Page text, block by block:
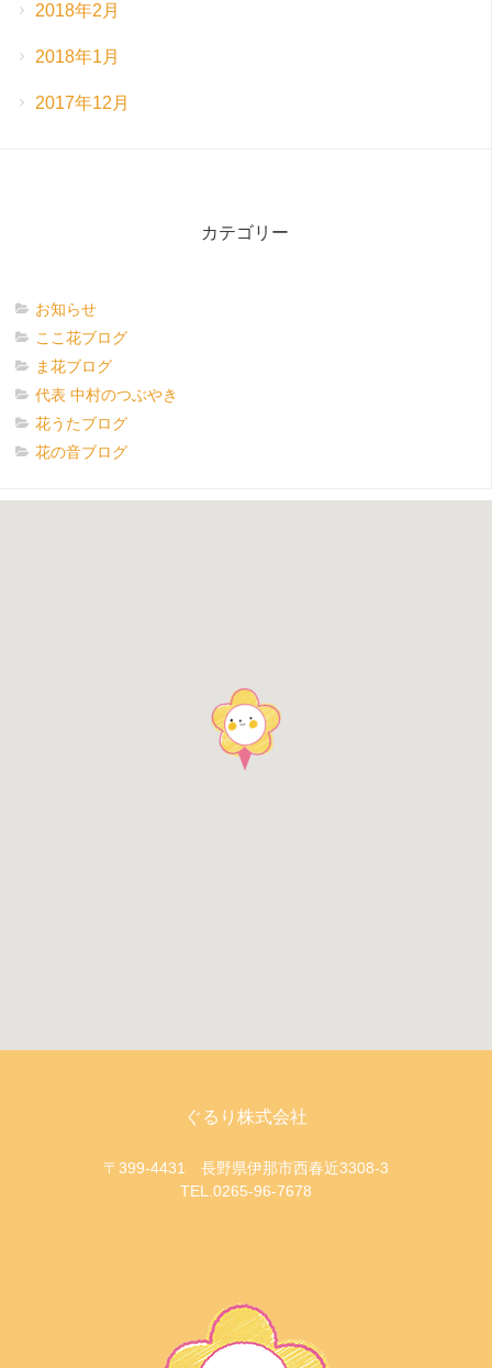
2018年2月
2018年1月
2017年12月
カテゴリー
お知らせ
ここ花ブログ
ま花ブログ
代表 中村のつぶやき
花うたブログ
花の音ブログ
ぐるり株式会社
〒399-4431 長野県伊那市西春近3308-3
TEL.0265-96-7678